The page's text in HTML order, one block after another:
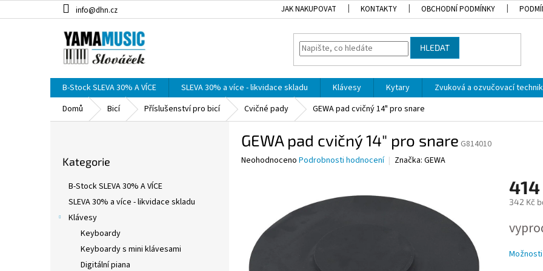
na
info@dhn.cz JAK NAKUPOVAT KONTAKTY OBCHODNÍ PODMÍNKY
HLEDAT
B-Stock SLEVA 30% A VÍCE SLEVA 30% a více - likvidace skladu Klávesy Kytary Zvuková a ozvučovací
Domů
Bicí Příslušenství pro bicí Cvičné pady GEWA pad cvičný 14" pro snare
kategorie
Kategorie
B-Stock SLEVA 30% A VÍCE
SLEVA 30% a více - likvidace skladu
Klávesy
Keyboardy
Keyboardy s mini klávesami
Digitální piana
GEWA pad cvičný 14" pro snare G814010
Průměrné
hvězdiček.
Neohodnoceno Podrobnosti hodnocení Značka: GEWA
414
342 Kč
cena: